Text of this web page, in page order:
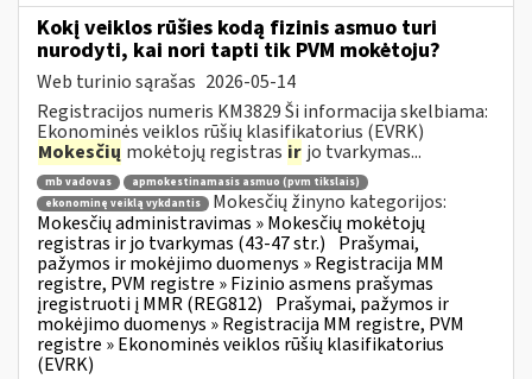
Kokį veiklos rūšies kodą fizinis asmuo turi
nurodyti, kai nori tapti tik PVM mokėtoju?
Web turinio sąrašas 2026-05-14
Registracijos numeris KM3829 Ši informacija skelbiama:
Ekonominės veiklos rūšių klasifikatorius (EVRK)
Mokesčių mokėtojų registras ir jo tvarkymas...
mb vadovas
apmokestinamasis asmuo (pvm tikslais)
ekonominę veiklą vykdantis
Mokesčių žinyno kategorijos:
Mokesčių administravimas » Mokesčių mokėtojų
registras ir jo tvarkymas (43-47 str.) Prašymai,
pažymos ir mokėjimo duomenys » Registracija MM
registre, PVM registre » Fizinio asmens prašymas
įregistruoti į MMR (REG812) Prašymai, pažymos ir
mokėjimo duomenys » Registracija MM registre, PVM
registre » Ekonominės veiklos rūšių klasifikatorius
(EVRK)